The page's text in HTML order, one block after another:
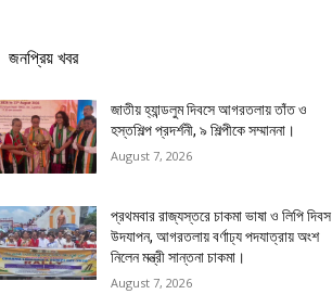
জনপ্রিয় খবর
জাতীয় হ্যান্ডলুম দিবসে আগরতলায় তাঁত ও
হস্তশিল্প প্রদর্শনী, ৯ শিল্পীকে সম্মাননা।
August 7, 2026
প্রথমবার রাজ্যস্তরে চাকমা ভাষা ও লিপি দিবস
উদযাপন, আগরতলায় বর্ণাঢ্য পদযাত্রায় অংশ
নিলেন মন্ত্রী সান্তনা চাকমা।
August 7, 2026